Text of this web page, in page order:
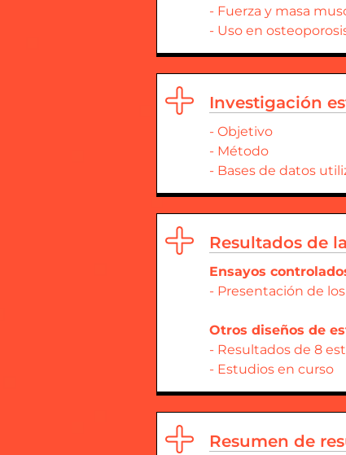
- Fuerza y masa
- Uso en
Investigación
- Objetivo
- Método
- Bases de datos
Resultados de
Ensayos
- Presentación de
Otros diseños de
- Resultados de 8
- Estudios en curso
Resumen de